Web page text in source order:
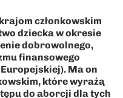
członkowskim
dziecka w okresie
dobrowolnego,
finansowego
Ma on
które wyrażą
do aborcji dla tych